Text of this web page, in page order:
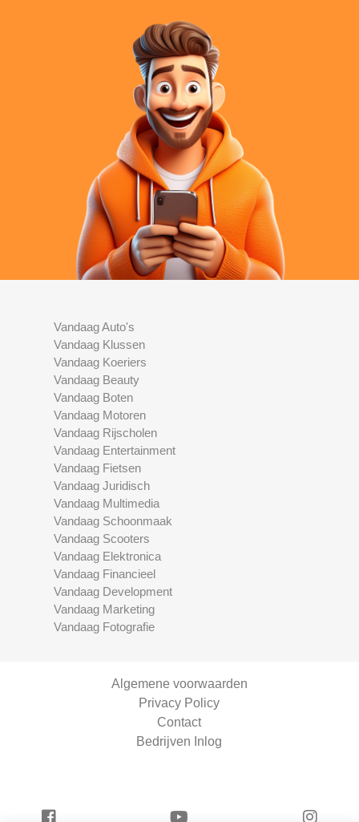
Vandaag Auto's
Vandaag Klussen
Vandaag Koeriers
Vandaag Beauty
Vandaag Boten
Vandaag Motoren
Vandaag Rijscholen
Vandaag Entertainment
Vandaag Fietsen
Vandaag Juridisch
Vandaag Multimedia
Vandaag Schoonmaak
Vandaag Scooters
Vandaag Elektronica
Vandaag Financieel
Vandaag Development
Vandaag Marketing
Vandaag Fotografie
Algemene voorwaarden
Privacy Policy
Contact
Bedrijven Inlog